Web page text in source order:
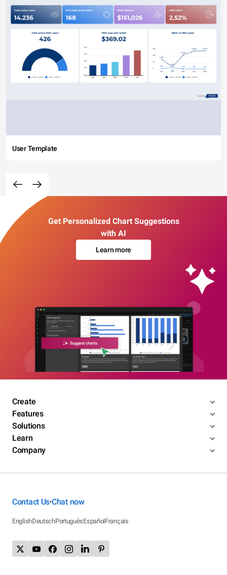
User Template
Get Personalized Chart Suggestions
with AI
Learn more
Create
Features
Solutions
Learn
Company
Contact Us•Chat now
EnglishDeutschPortuguêsEspañolFrançais